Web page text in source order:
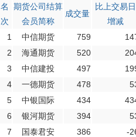
名
次
期货公司结算
会员简称
成交量
比上交易日
增减
1
中信期货 759
2
海通期货 520
3
中信建投 497
4
一德期货 478
5
中银国际 434
6
银河期货 394
7
国泰君安 386
-